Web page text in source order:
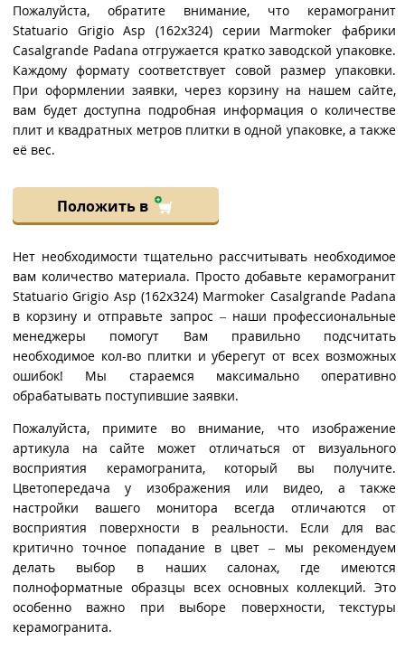
Пожалуйста, обратите внимание, что керамогранит
Statuario Grigio Asp (162x324) серии Marmoker фабрики
Casalgrande Padana отгружается кратко заводской упаковке.
Каждому формату соответствует совой размер упаковки.
При оформлении заявки, через корзину на нашем сайте,
вам будет доступна подробная информация о количестве
плит и квадратных метров плитки в одной упаковке, а также
её вес.
Положить в
Нет необходимости тщательно рассчитывать необходимое
вам количество материала. Просто добавьте керамогранит
Statuario Grigio Asp (162x324) Marmoker Casalgrande Padana
в корзину и отправьте запрос – наши профессиональные
менеджеры помогут Вам правильно подсчитать
необходимое кол-во плитки и уберегут от всех возможных
ошибок! Мы стараемся максимально оперативно
обрабатывать поступившие заявки.
Пожалуйста, примите во внимание, что изображение
артикула на сайте может отличаться от визуального
восприятия керамогранита, который вы получите.
Цветопередача у изображения или видео, а также
настройки вашего монитора всегда отличаются от
восприятия поверхности в реальности. Если для вас
критично точное попадание в цвет – мы рекомендуем
делать выбор в наших салонах, где имеются
полноформатные образцы всех основных коллекций. Это
особенно важно при выборе поверхности, текстуры
керамогранита.